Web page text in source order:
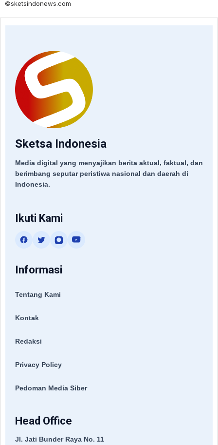
©sketsindonews.com
Sketsa Indonesia
Media digital yang menyajikan berita aktual, faktual, dan
berimbang seputar peristiwa nasional dan daerah di
Indonesia.
Ikuti Kami
Informasi
Tentang Kami
Kontak
Redaksi
Privacy Policy
Pedoman Media Siber
Head Office
Jl. Jati Bunder Raya No. 11